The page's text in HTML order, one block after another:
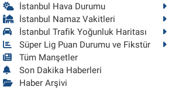
İstanbul Hava Durumu
İstanbul Namaz Vakitleri
İstanbul Trafik Yoğunluk Haritası
Süper Lig Puan Durumu ve Fikstür
Tüm Manşetler
Son Dakika Haberleri
Haber Arşivi